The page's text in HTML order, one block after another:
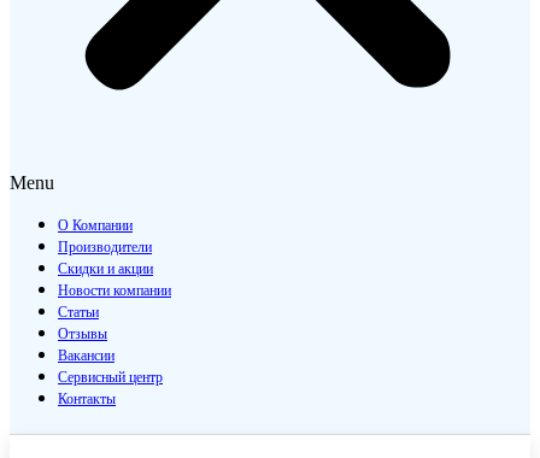
Menu
О Компании
Производители
Скидки и акции
Новости компании
Статьи
Отзывы
Вакансии
Сервисный центр
Контакты